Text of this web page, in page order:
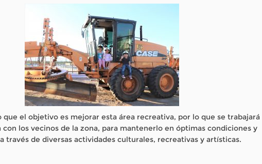
que el objetivo es mejorar esta área recreativa, por lo que se trabajará
los vecinos de la zona, para mantenerlo en óptimas condiciones y
través de diversas actividades culturales, recreativas y artísticas.